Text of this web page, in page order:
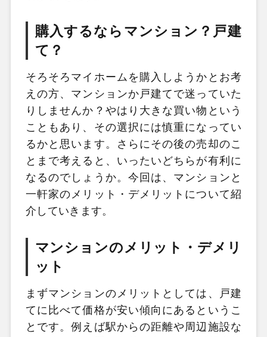
購入するならマンション？戸建
て？
そろそろマイホームを購入しようかとお考
えの方、マンションか戸建てで迷っていた
りしませんか？やはり大きな買い物という
こともあり、その選択には慎重になってい
るかと思います。さらにその後の売却のこ
とまで考えると、いったいどちらが有利に
なるのでしょうか。今回は、マンションと
一軒家のメリット・デメリットについて紹
介していきます。
マンションのメリット・デメリ
ット
まずマンションのメリットとしては、戸建
てに比べて価格が安い傾向にあるというこ
とです。例えば駅からの距離や周辺施設な